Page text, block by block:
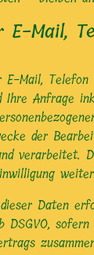
E-Mail,
E-Mail,
Anfrage
der
verarbeitet.
Daten